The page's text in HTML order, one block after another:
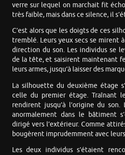
verre sur lequel on marchait fit
très faible, mais dans ce silence, il
C’est alors que les doigts de ces
tremblé. Leurs yeux secs se mirent
direction du son. Les individus se
de la tête, et saisirent maintenant
leurs armes, jusqu’à laisser des
La silhouette du deuxième étage
celle du premier étage. Traînant
rendirent jusqu’à l’origine du
anormalement dans le bâtiment
dirigé vers l’extérieur. Comme
bougèrent imprudemment avec
Les deux individus s’étaient